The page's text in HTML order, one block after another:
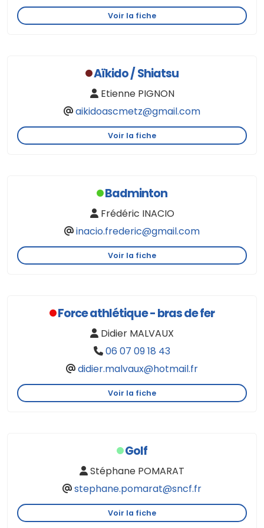
Voir la fiche
Aïkido / Shiatsu
Etienne PIGNON
aikidoascmetz@gmail.com
Voir la fiche
Badminton
Frédéric INACIO
inacio.frederic@gmail.com
Voir la fiche
Force athlétique - bras de fer
Didier MALVAUX
06 07 09 18 43
didier.malvaux@hotmail.fr
Voir la fiche
Golf
Stéphane POMARAT
stephane.pomarat@sncf.fr
Voir la fiche